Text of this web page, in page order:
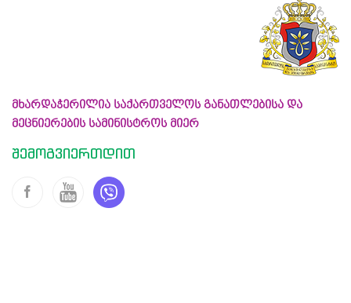
მხარდაჭერილია საქართველოს განათლებისა და
მეცნიერების სამინისტროს მიერ
შემოგვიერთდით